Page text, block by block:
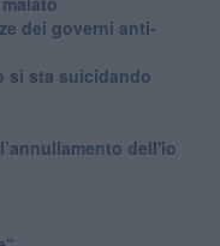
dei governi anti-
si sta suicidando
dell'io